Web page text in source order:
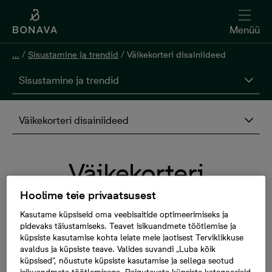
Menüü
... / Sisustamine ja trendid / Väikekorteri disainiideed
Sisustamine ja trendid
Väikekorteri disainiideed
Väikekorteri
disainiideed
Kodu juures on kõige olulisem hubane õhkkond
ja kodutunne ning mitte niivõrd see, kui palju
Hoolime teie privaatsusest
Kasutame küpsiseid oma veebisaitide optimeerimiseks ja
pidevaks täiustamiseks. Teavet isikuandmete töötlemise ja
küpsiste kasutamise kohta leiate meie jaotisest Terviklikkuse
avaldus ja küpsiste teave. Valides suvandi „Luba kõik
küpsised“, nõustute küpsiste kasutamise ja sellega seotud